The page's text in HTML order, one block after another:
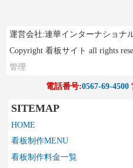
運営会社:連華インターナショ
Copyright 看板サイト all rights
管理
電話番号:0567-69-4500
SITEMAP
HOME
看板制作MENU
看板制作料金一覧